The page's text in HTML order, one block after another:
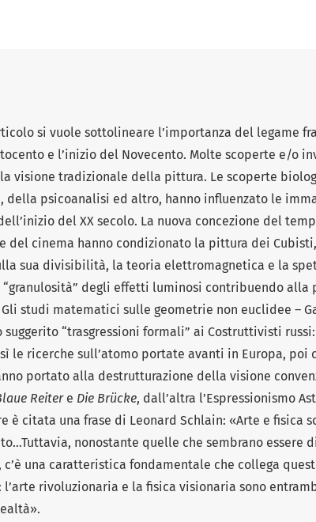
si vuole sottolineare l’importanza del legame
e l’inizio del Novecento. Molte scoperte e/o
visione tradizionale della pittura. Le scoperte
della psicoanalisi ed altro, hanno influenzato le
del XX secolo. La nuova concezione del
del cinema hanno condizionato la pittura dei
sua divisibilità, la teoria elettromagnetica e la
“granulosità” degli effetti luminosi contribuendo alla
studi matematici sulle geometrie non euclidee –
suggerito “trasgressioni formali” ai Costruttivisti
le ricerche sull’atomo portate avanti in Europa, poi
portato alla destrutturazione della visione
Reitere Die Brücke, dall’altra l’Espressionismo
è citata una frase di Leonard Schlain: «Arte e fisica
nonostante quelle che sembrano essere
una caratteristica fondamentale che collega
l’arte rivoluzionaria e la fisica visionaria sono